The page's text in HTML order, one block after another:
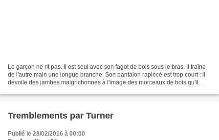
Le garçon ne rit pas. Il est seul avec son fagot de bois sous le bras. Il traîne
de l'autre main une longue branche. Son pantalon rapiécé est trop court : il
dévoile des jambes maigrichonnes à l'image des morceaux de bois qu'il
Tremblements par Turner
Publié le 28/02/2016 à 00:00